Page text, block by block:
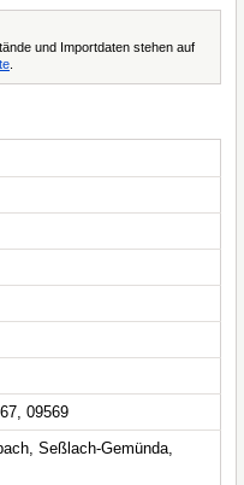
und Importdaten stehen auf
09569
Seßlach-Gemünda,